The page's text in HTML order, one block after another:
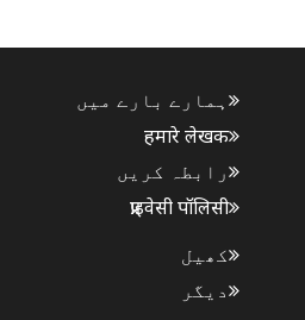
ہمارے بارے میں
हमारे लेखक
رابطہ کریں
प्राइवेसी पॉलिसी
کھیل
دیگر